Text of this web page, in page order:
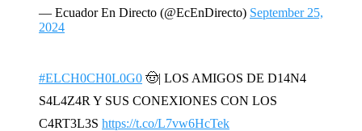
— Ecuador En Directo (@EcEnDirecto) September 25,
2024
#ELCH0CH0L0G0 🤠| LOS AMIGOS DE D14N4
S4L4Z4R Y SUS CONEXIONES CON LOS
C4RT3L3S https://t.co/L7vw6HcTek